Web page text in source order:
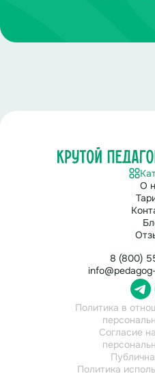
О
8 (800)
Политика в
Согласие
Политика